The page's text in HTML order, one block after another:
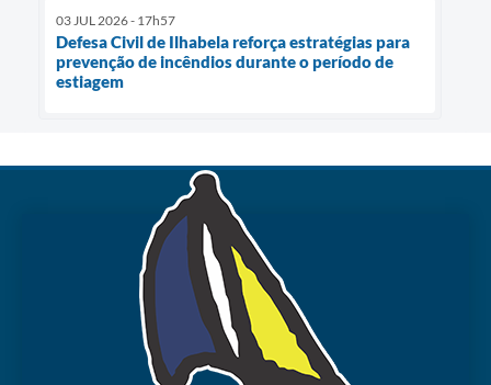
03 JUL 2026 - 17h57
Defesa Civil de Ilhabela reforça estratégias para
prevenção de incêndios durante o período de
estiagem